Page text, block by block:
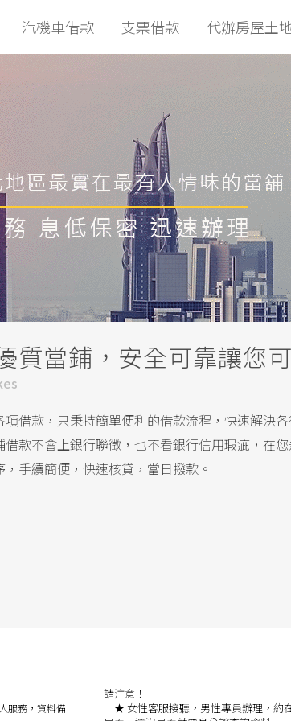
汽機車借款 支票借款 代辦房屋土
質當鋪，安全可靠讓您
借款，只秉持簡單便利的借款流程，快速解決
款不會上銀行聯徵，也不看銀行信用瑕疵，在
手續簡便，快速核貸，當日撥款。
服務，資料備
請注意！
★女性客服接聽，男性專員辦理，約